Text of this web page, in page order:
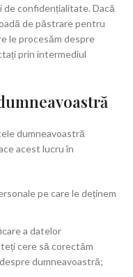
de confidențialitate. Dacă
de păstrare pentru
le procesăm despre
prin intermediul
dumneavoastră
acest lucru în
pe care le deținem
a datelor
cere să corectăm
dumneavoastră;